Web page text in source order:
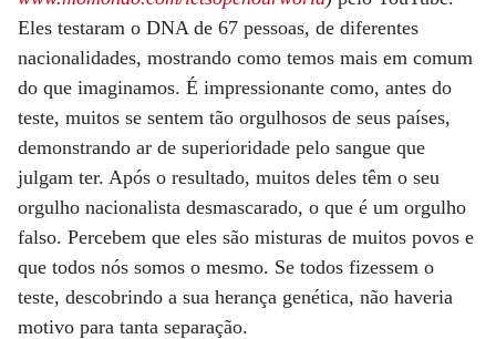
Eles testaram o DNA de 67 pessoas, de diferentes
nacionalidades, mostrando como temos mais em comum
do que imaginamos. É impressionante como, antes do
teste, muitos se sentem tão orgulhosos de seus países,
demonstrando ar de superioridade pelo sangue que
julgam ter. Após o resultado, muitos deles têm o seu
orgulho nacionalista desmascarado, o que é um orgulho
falso. Percebem que eles são misturas de muitos povos e
que todos nós somos o mesmo. Se todos fizessem o
teste, descobrindo a sua herança genética, não haveria
motivo para tanta separação.